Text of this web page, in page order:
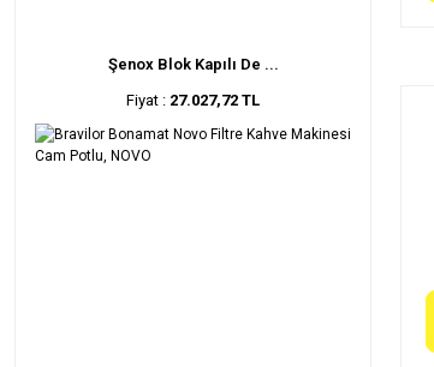
Şenox Blok Kapılı De ...
Fiyat : 27.027,72 TL